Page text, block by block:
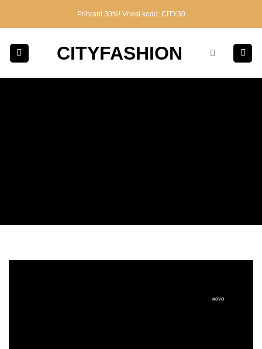
Prihrani 30%! Vnesi kodo: CITY30
CITYFASHION
NOVO